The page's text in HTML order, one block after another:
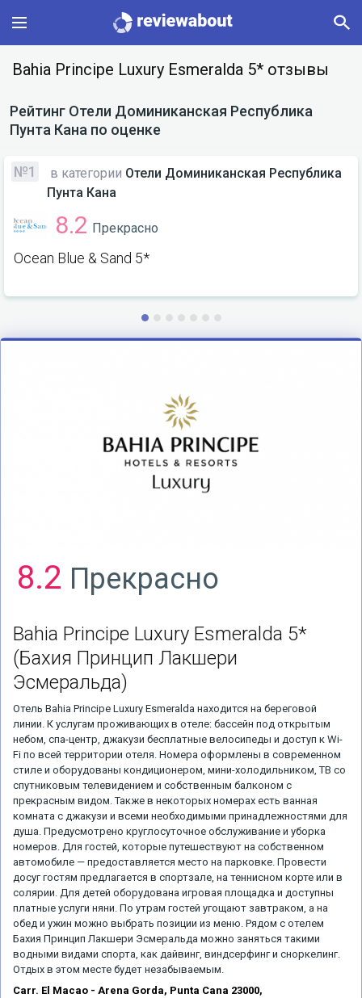
Main
Categories
Change language
Sign In
Bahia Principe Luxury Esmeralda 5* отзывы
8.2 Прекрасно
Bahia Principe Luxury Esmeralda 5*
(Бахия Принцип Лакшери
Эсмеральда)
Отель Bahia Principe Luxury Esmeralda находится на береговой
линии. К услугам проживающих в отеле: бассейн под открытым
небом, спа-центр, джакузи бесплатные велосипеды и доступ к Wi-
Fi по всей территории отеля. Номера оформлены в современном
стиле и оборудованы кондиционером, мини-холодильником, ТВ со
спутниковым телевидением и собственным балконом с
прекрасным видом. Также в некоторых номерах есть ванная
комната с джакузи и всеми необходимыми принадлежностями для
душа. Предусмотрено круглосуточное обслуживание и уборка
номеров. Для гостей, которые путешествуют на собственном
автомобиле — предоставляется место на парковке. Провести
досуг гостям предлагается в спортзале, на теннисном корте или в
солярии. Для детей оборудована игровая площадка и доступны
платные услуги няни. По утрам гостей угощают завтраком, а на
обед и ужин можно выбрать позиции из меню. Рядом с отелем
Бахия Принцип Лакшери Эсмеральда можно заняться такими
водными видами спорта, как дайвинг, виндсерфинг и сноркелинг.
Отдых в этом месте будет незабываемым.
Carr. El Macao - Arena Gorda, Punta Cana 23000,
Рейтинг Отели Доминиканская Республика
Пунта Кана по оценке
№1 в категории Отели Доминиканская Республика
Пунта Кана
8.2 Прекрасно
Ocean Blue & Sand 5*